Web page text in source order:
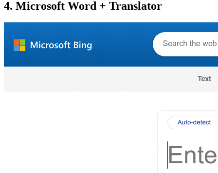
4. Microsoft Word + Translator